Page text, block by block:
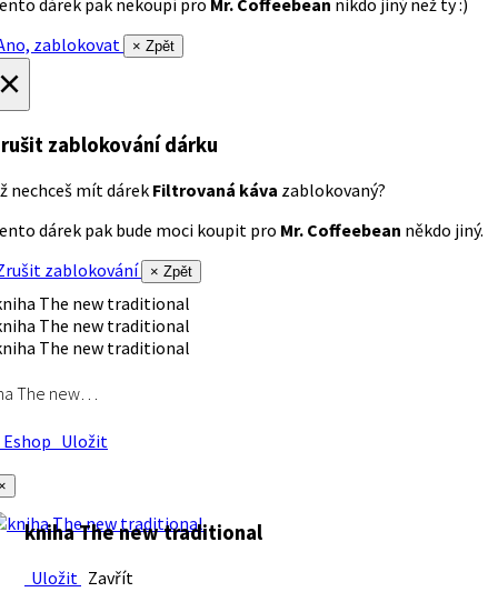
dárek pak nekoupí pro Mr. Coffeebean nikdo jiný než ty :)
zablokovat
× Zpět
zablokování dárku
nechceš mít dárek Filtrovaná káva zablokovaný?
dárek pak bude moci koupit pro Mr. Coffeebean někdo jiný.
zablokování
× Zpět
The new…
Uložit
kniha The new traditional
Uložit Zavřít